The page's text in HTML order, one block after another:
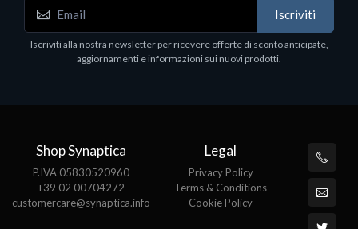
WD_BLACK SN850X NVMe SSD
WDBB9H0020BNC - SSD - 2 TB - interno - M.2
2280 - PCIe 4.0 (NVMe) - dissipatore integrato -
nero
Iscriviti
Iscriviti alla nostra newsletter per ricevere offerte di sconto anticipate,
aggiornamenti e informazioni sui nuovi prodotti.
Shop Synaptica
P.IVA 05830520960
+39 02 00704272
customercare@synaptica.info
Legal
Privacy Policy
Terms & Conditions
Cookie Policy